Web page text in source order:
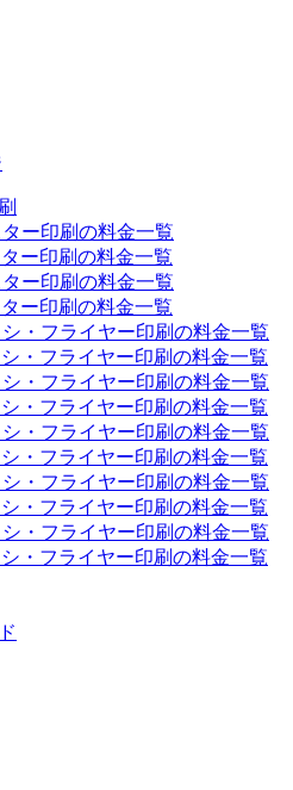
ー印刷の料金一覧
ー印刷の料金一覧
ー印刷の料金一覧
ー印刷の料金一覧
・フライヤー印刷の料金一覧
・フライヤー印刷の料金一覧
・フライヤー印刷の料金一覧
・フライヤー印刷の料金一覧
・フライヤー印刷の料金一覧
・フライヤー印刷の料金一覧
・フライヤー印刷の料金一覧
・フライヤー印刷の料金一覧
・フライヤー印刷の料金一覧
・フライヤー印刷の料金一覧